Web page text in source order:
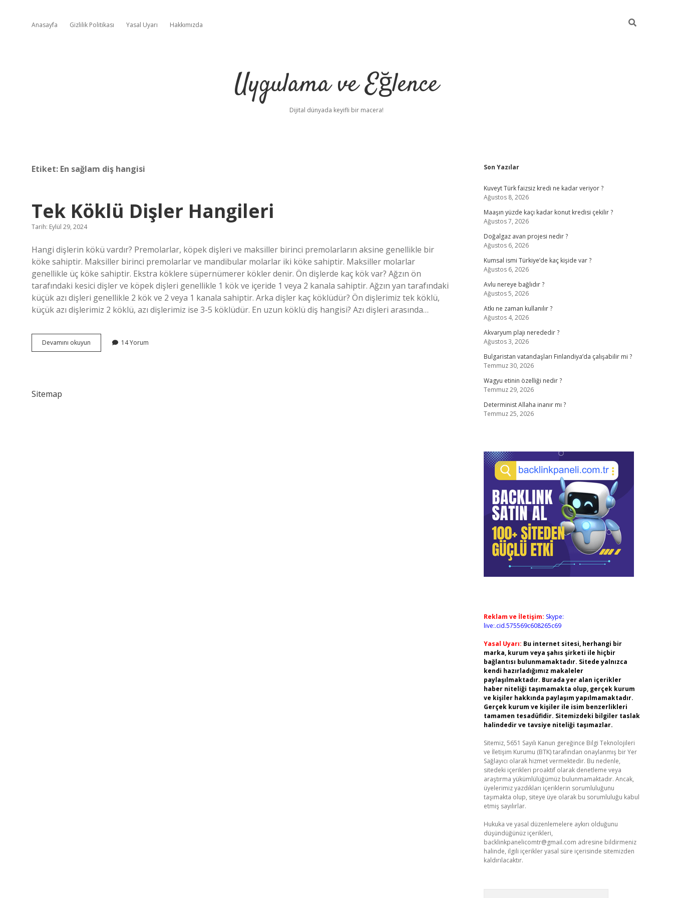
Anasayfa Gizlilik Politikası Yasal Uyarı Hakkımızda
Uygulama ve Eğlence
Dijital dünyada keyifli bir macera!
Etiket: En sağlam diş hangisi
Tek Köklü Dişler Hangileri
Tarih: Eylül 29, 2024
Hangi dişlerin kökü vardır? Premolarlar, köpek dişleri ve maksiller birinci premolarların aksine genellikle bir
köke sahiptir. Maksiller birinci premolarlar ve mandibular molarlar iki köke sahiptir. Maksiller molarlar
genellikle üç köke sahiptir. Ekstra köklere süpernümerer kökler denir. Ön dişlerde kaç kök var? Ağzın ön
tarafındaki kesici dişler ve köpek dişleri genellikle 1 kök ve içeride 1 veya 2 kanala sahiptir. Ağzın yan tarafındaki
küçük azı dişleri genellikle 2 kök ve 2 veya 1 kanala sahiptir. Arka dişler kaç köklüdür? Ön dişlerimiz tek köklü,
küçük azı dişlerimiz 2 köklü, azı dişlerimiz ise 3-5 köklüdür. En uzun köklü diş hangisi? Azı dişleri arasında…
Devamını okuyun
Köklü
14 Yorum
Sitemap
Sidebar
Son Yazılar
Kuveyt Türk faizsiz kredi ne kadar veriyor ?
Ağustos 8, 2026
Maaşın yüzde kaçı kadar konut kredisi çekilir ?
Ağustos 7, 2026
Doğalgaz avan projesi nedir ?
Ağustos 6, 2026
Kumsal ismi Türkiye’de kaç kişide var ?
Ağustos 6, 2026
Avlu nereye bağlıdır ?
Ağustos 5, 2026
Atkı ne zaman kullanılır ?
Ağustos 4, 2026
Akvaryum plajı nerededir ?
Ağustos 3, 2026
Bulgaristan vatandaşları Finlandiya’da çalışabilir mi ?
Temmuz 30, 2026
Wagyu etinin özelliği nedir ?
Temmuz 29, 2026
Determinist Allaha inanır mı ?
Temmuz 25, 2026
Reklam ve İletişim: Skype:
live:.cid.575569c608265c69
Yasal Uyarı: Bu internet sitesi, herhangi bir
marka, kurum veya şahıs şirketi ile hiçbir
bağlantısı bulunmamaktadır. Sitede yalnızca
kendi hazırladığımız makaleler
paylaşılmaktadır. Burada yer alan içerikler
haber niteliği taşımamakta olup, gerçek kurum
ve kişiler hakkında paylaşım yapılmamaktadır.
Gerçek kurum ve kişiler ile isim benzerlikleri
tamamen tesadüfidir. Sitemizdeki bilgiler taslak
halindedir ve tavsiye niteliği taşımazlar.
Sitemiz, 5651 Sayılı Kanun gereğince Bilgi Teknolojileri
ve İletişim Kurumu (BTK) tarafından onaylanmış bir Yer
Sağlayıcı olarak hizmet vermektedir. Bu nedenle,
sitedeki içerikleri proaktif olarak denetleme veya
araştırma yükümlülüğümüz bulunmamaktadır. Ancak,
üyelerimiz yazdıkları içeriklerin sorumluluğunu
taşımakta olup, siteye üye olarak bu sorumluluğu kabul
etmiş sayılırlar.
Hukuka ve yasal düzenlemelere aykırı olduğunu
düşündüğünüz içerikleri,
backlinkpanelicomtr@gmail.com adresine bildirmeniz
halinde, ilgili içerikler yasal süre içerisinde sitemizden
kaldırılacaktır.